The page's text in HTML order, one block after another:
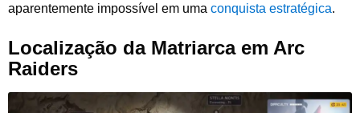
aparentemente impossível em uma conquista estratégica.
Localização da Matriarca em Arc
Raiders